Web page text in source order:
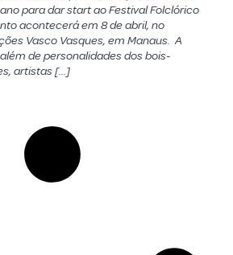
para dar start ao Festival Folclórico
acontecerá em 8 de abril, no
Vasco Vasques, em Manaus. A
de personalidades dos bois-
artistas […]